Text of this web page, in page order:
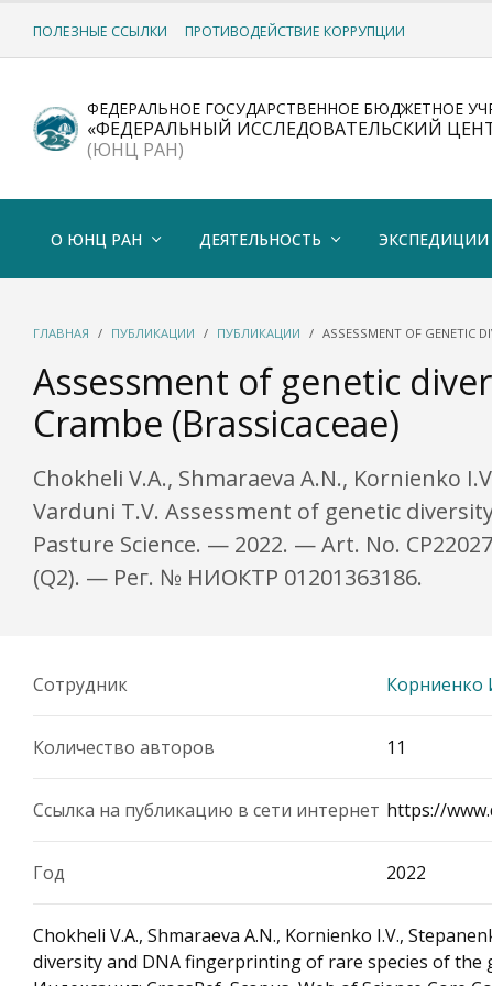
ПОЛЕЗНЫЕ ССЫЛКИ ПРОТИВОДЕЙСТВИЕ КОРРУПЦИИ
ФЕДЕРАЛЬНОЕ ГОСУДАРСТВЕННОЕ БЮДЖЕТНОЕ
«ФЕДЕРАЛЬНЫЙ ИССЛЕДОВАТЕЛЬСКИЙ
(ЮНЦ РАН)
О ЮНЦ РАН ДЕЯТЕЛЬНОСТЬ ЭКСПЕДИЦИИ
ГЛАВНАЯ ПУБЛИКАЦИИ ПУБЛИКАЦИИ ASSESSMENT OF GENETIC
Assessment of genetic
Crambe (Brassicaceae)
Chokheli V.A., Shmaraeva A.N., Kornienko
Varduni T.V. Assessment of genetic
Pasture Science. — 2022. — Art. No.
(Q2). — Рег. № НИОКТР 01201363186.
Сотрудник Корниенко
Количество авторов 11
Ссылка на публикацию в сети интернет https://
Год 2022
Chokheli V.A., Shmaraeva A.N., Kornienko I.V.,
diversity and DNA fingerprinting of rare species of the